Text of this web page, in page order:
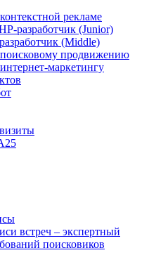
рекламе
разработчик (Junior)
(Middle)
продвижению
маркетингу
встреч – экспертный
поисковиков